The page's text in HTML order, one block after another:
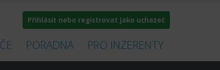
Přihlásit nebo registrovat jako uchazeč
PORADNA PRO INZERENTY